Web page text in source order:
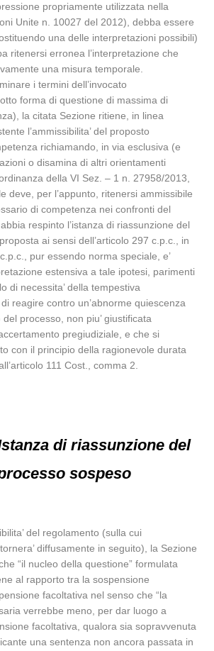
propriamente utilizzata nella
Unite n. 10027 del 2012), debba essere
una delle interpretazioni possibili)
ritenersi erronea l’interpretazione che
una misura temporale.
i termini dell’invocato
forma di questione di massima di
la citata Sezione ritiene, in linea
l’ammissibilita’ del proposto
richiamando, in via esclusiva (e
o disamina di altri orientamenti
della VI Sez. – 1 n. 27958/2013,
deve, per l’appunto, ritenersi ammissibile
di competenza nei confronti del
respinto l’istanza di riassunzione del
ai sensi dell’articolo 297 c.p.c., in
pur essendo norma speciale, e’
estensiva a tale ipotesi, parimenti
di necessita’ della tempestiva
reagire contro un’abnorme quiescenza
del processo, non piu’ giustificata
pregiudiziale, e che si
con il principio della ragionevole durata
111 Cost., comma 2.
di riassunzione del
sospeso
del regolamento (sulla cui
diffusamente in seguito), la Sezione
“il nucleo della questione” formulata
al rapporto tra la sospensione
facoltativa nel senso che “la
verrebbe meno, per dar luogo a
facoltativa, qualora sia sopravvenuta
una sentenza non ancora passata in